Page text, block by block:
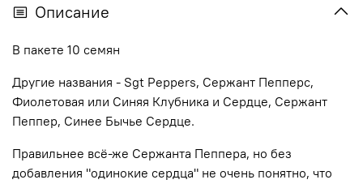
Описание
В пакете 10 семян
Другие названия - Sgt Peppers, Сержант Пепперс,
Фиолетовая или Синяя Клубника и Сердце, Сержант
Пеппер, Синее Бычье Сердце.
Правильнее всё-же Сержанта Пеппера, но без
добавления "одинокие сердца" не очень понятно, что